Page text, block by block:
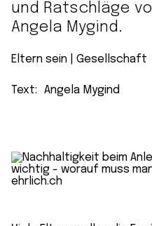
und Ratschläge
Angela Mygind.
Eltern sein Gesellschaft
Text: Angela Mygind